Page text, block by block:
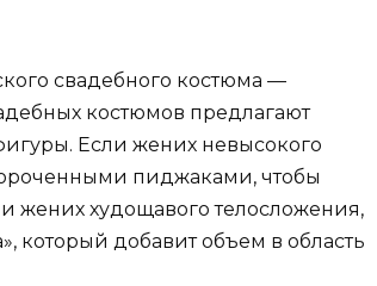
свадебного костюма —
костюмов предлагают
Если жених невысокого
пиджаками, чтобы
жених худощавого телосложения,
который добавит объем в область